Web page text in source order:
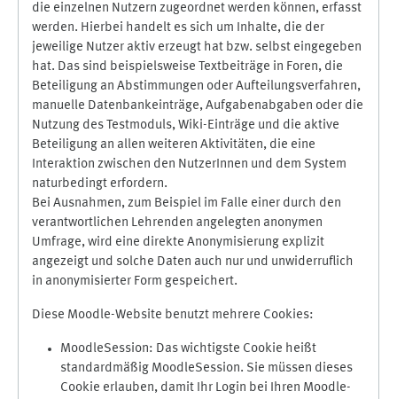
die einzelnen Nutzern zugeordnet werden können, erfasst
werden. Hierbei handelt es sich um Inhalte, die der
jeweilige Nutzer aktiv erzeugt hat bzw. selbst eingegeben
hat. Das sind beispielsweise Textbeiträge in Foren, die
Beteiligung an Abstimmungen oder Aufteilungsverfahren,
manuelle Datenbankeinträge, Aufgabenabgaben oder die
Nutzung des Testmoduls, Wiki-Einträge und die aktive
Beteiligung an allen weiteren Aktivitäten, die eine
Interaktion zwischen den NutzerInnen und dem System
naturbedingt erfordern.
Bei Ausnahmen, zum Beispiel im Falle einer durch den
verantwortlichen Lehrenden angelegten anonymen
Umfrage, wird eine direkte Anonymisierung explizit
angezeigt und solche Daten auch nur und unwiderruflich
in anonymisierter Form gespeichert.
Diese Moodle-Website benutzt mehrere Cookies:
MoodleSession: Das wichtigste Cookie heißt
standardmäßig MoodleSession. Sie müssen dieses
Cookie erlauben, damit Ihr Login bei Ihren Moodle-